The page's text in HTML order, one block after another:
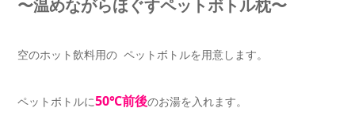
〜温めながらほぐすペットボトル枕〜
空のホット飲料用の ペットボトルを用意します。
ペットボトルに50℃前後のお湯を入れます。